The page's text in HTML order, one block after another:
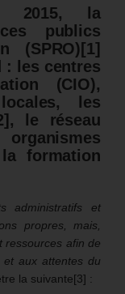
2015, la
publics
(SPRO) [1]
: les centres
(CIO),
les
, le réseau
formation
administratifs et
propres, mais,
ressources afin de
et aux attentes du
la suivante[3] :